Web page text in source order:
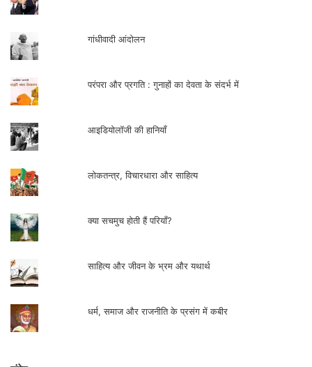
गांधीवादी आंदोलन
परंपरा और प्रगति : गुनाहों का देवता के संदर्भ में
आइडियोलॉजी की हानियाँ
लोकतन्त्र, विचारधारा और साहित्य
क्या सचमुच होती हैं परियाँ?
साहित्य और जीवन के भ्रम और यथार्थ
धर्म, समाज और राजनीति के प्रसंग में कबीर